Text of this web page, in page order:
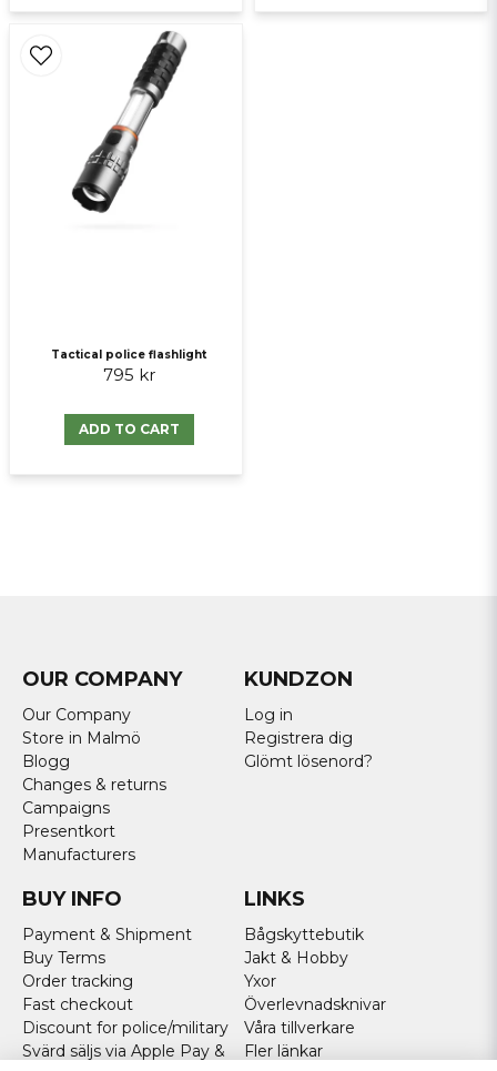
Tactical police flashlight
795 kr
ADD TO CART
OUR COMPANY
Our Company
Store in Malmö
Blogg
Changes & returns
Campaigns
Presentkort
Manufacturers
KUNDZON
Log in
Registrera dig
Glömt lösenord?
BUY INFO
Payment & Shipment
Buy Terms
Order tracking
Fast checkout
Discount for police/military
Svärd säljs via Apple Pay &
LINKS
Bågskyttebutik
Jakt & Hobby
Yxor
Överlevnadsknivar
Våra tillverkare
Fler länkar